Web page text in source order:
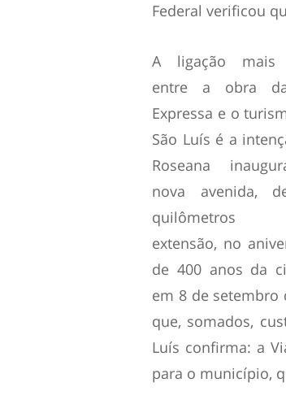
Federal verificou
A ligação mais
entre a obra
Expressa e o
São Luís é a
Roseana
nova avenida,
extensão, no
de 400 anos da
em 8 de setembro
que, somados,
Luís confirma: a
para o município,